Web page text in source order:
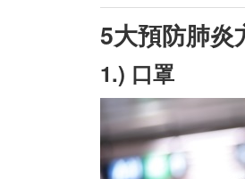
5大預防肺炎
1.) 口罩